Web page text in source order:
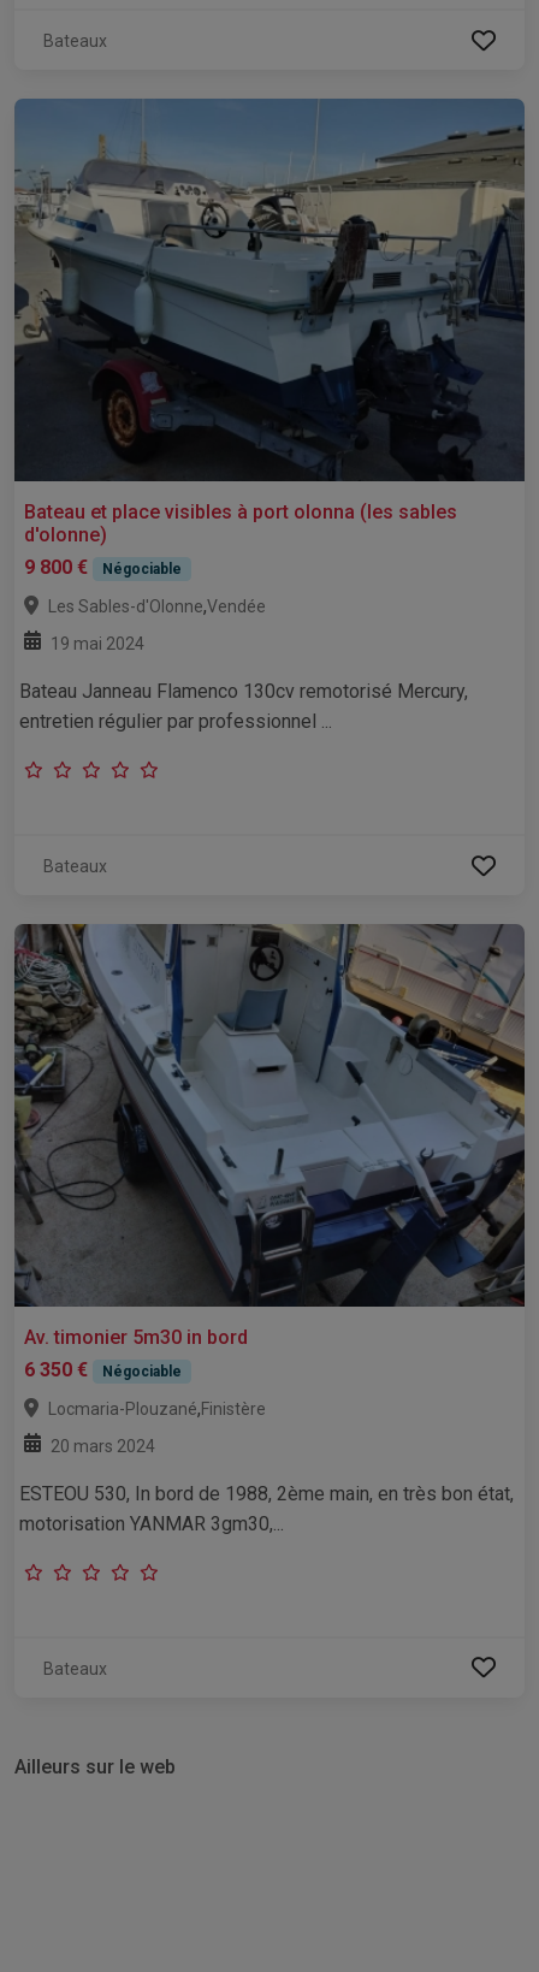
Bateaux
Bateau et place visibles à port olonna (les sables
d'olonne)
9 800 €
Négociable
Les Sables-d'Olonne,Vendée
19 mai 2024
Bateau Janneau Flamenco 130cv remotorisé Mercury,
entretien régulier par professionnel ...
Bateaux
Av. timonier 5m30 in bord
6 350 €
Négociable
Locmaria-Plouzané,Finistère
20 mars 2024
ESTEOU 530, In bord de 1988, 2ème main, en très bon état,
motorisation YANMAR 3gm30,...
Bateaux
Ailleurs sur le web